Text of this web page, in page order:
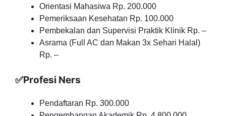
Orientasi Mahasiwa Rp. 200.000
Pemeriksaan Kesehatan Rp. 100.000
Pembekalan dan Supervisi Praktik Klinik Rp. –
Asrama (Full AC dan Makan 3x Sehari Halal)
Rp. –
✅Profesi Ners
Pendaftaran Rp. 300.000